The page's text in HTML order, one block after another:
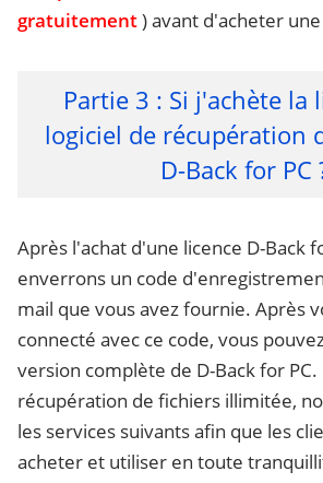
gratuitement) avant d'acheter
Partie 3 : Si j'achète la
logiciel de récupération
D-Back for PC
Après l'achat d'une licence D-Back
enverrons un code
mail que vous avez fournie. Après
connecté avec ce code, vous
version complète de D-Back for PC.
récupération de fichiers illimitée,
les services suivants afin que les
acheter et utiliser en toute